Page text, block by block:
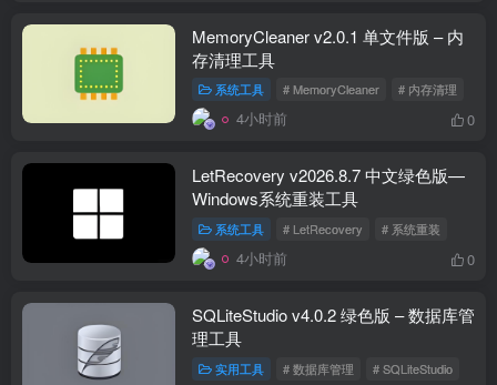
MemoryCleaner v2.0.1 单文件版 – 内
存清理工具
系统工具 # MemoryCleaner # 内存清理
4小时前 0
LetRecovery v2026.8.7 中文绿色版—
Windows系统重装工具
系统工具 # LetRecovery # 系统重装
4小时前 0
SQLiteStudio v4.0.2 绿色版 – 数据库管
理工具
实用工具 # 数据库管理 # SQLiteStudio